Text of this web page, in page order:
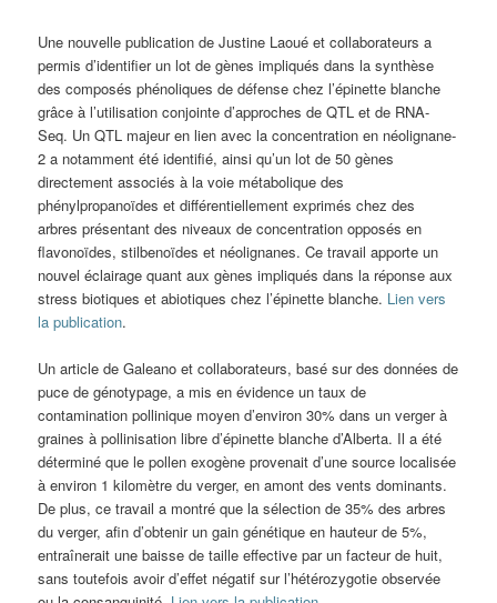
Une nouvelle publication de Justine Laoué et collaborateurs a
permis d’identifier un lot de gènes impliqués dans la synthèse
des composés phénoliques de défense chez l’épinette blanche
grâce à l’utilisation conjointe d’approches de QTL et de RNA-
Seq. Un QTL majeur en lien avec la concentration en néolignane-
2 a notamment été identifié, ainsi qu’un lot de 50 gènes
directement associés à la voie métabolique des
phénylpropanoïdes et différentiellement exprimés chez des
arbres présentant des niveaux de concentration opposés en
flavonoïdes, stilbenoïdes et néolignanes. Ce travail apporte un
nouvel éclairage quant aux gènes impliqués dans la réponse aux
stress biotiques et abiotiques chez l’épinette blanche. Lien vers
la publication.
Un article de Galeano et collaborateurs, basé sur des données de
puce de génotypage, a mis en évidence un taux de
contamination pollinique moyen d’environ 30% dans un verger à
graines à pollinisation libre d’épinette blanche d’Alberta. Il a été
déterminé que le pollen exogène provenait d’une source localisée
à environ 1 kilomètre du verger, en amont des vents dominants.
De plus, ce travail a montré que la sélection de 35% des arbres
du verger, afin d’obtenir un gain génétique en hauteur de 5%,
entraînerait une baisse de taille effective par un facteur de huit,
sans toutefois avoir d’effet négatif sur l’hétérozygotie observée